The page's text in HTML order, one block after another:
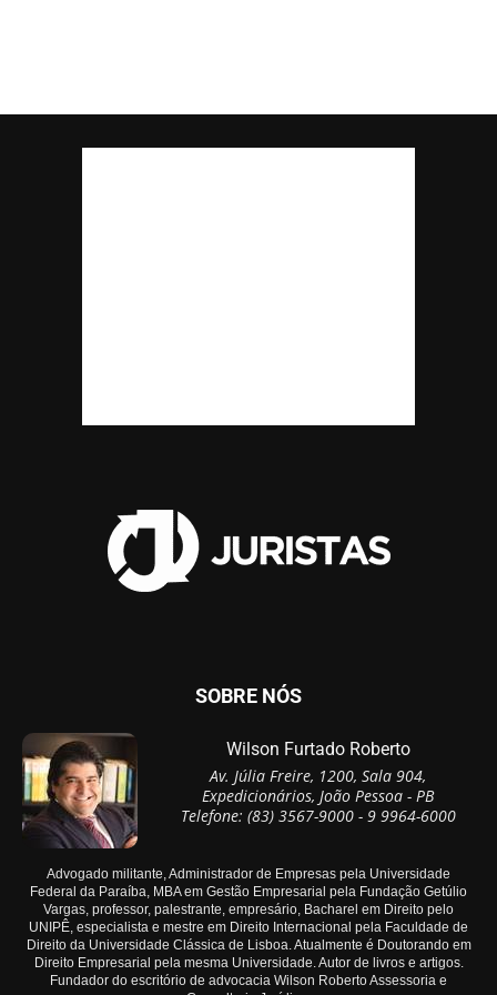
SOBRE NÓS
Wilson Furtado Roberto
Av. Júlia Freire, 1200, Sala 904,
Expedicionários, João Pessoa - PB
Telefone: (83) 3567-9000 - 9 9964-6000
Advogado militante, Administrador de Empresas pela Universidade
Federal da Paraíba, MBA em Gestão Empresarial pela Fundação Getúlio
Vargas, professor, palestrante, empresário, Bacharel em Direito pelo
UNIPÊ, especialista e mestre em Direito Internacional pela Faculdade de
Direito da Universidade Clássica de Lisboa. Atualmente é Doutorando em
Direito Empresarial pela mesma Universidade. Autor de livros e artigos.
Fundador do escritório de advocacia Wilson Roberto Assessoria e